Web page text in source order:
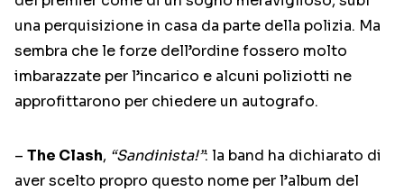
una perquisizione in casa da parte della polizia. Ma
sembra che le forze dell’ordine fossero molto
imbarazzate per l’incarico e alcuni poliziotti ne
approfittarono per chiedere un autografo.
– The Clash, “Sandinista!”: la band ha dichiarato di
aver scelto propro questo nome per l’album del